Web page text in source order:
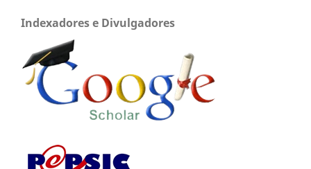
Indexadores e Divulgadores